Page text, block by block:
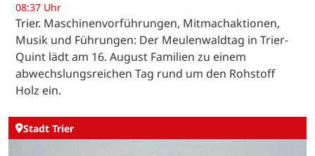
08:37 Uhr
Trier. Maschinenvorführungen, Mitmachaktionen,
Musik und Führungen: Der Meulenwaldtag in Trier-
Quint lädt am 16. August Familien zu einem
abwechslungsreichen Tag rund um den Rohstoff
Holz ein.
Stadt Trier